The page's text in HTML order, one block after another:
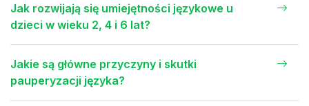
Jak rozwijają się umiejętności językowe u
dzieci w wieku 2, 4 i 6 lat?
Jakie są główne przyczyny i skutki
pauperyzacji języka?